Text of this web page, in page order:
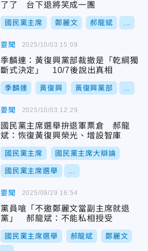
了了 台下退將笑成一團
國民黨主席 鄭麗文 郝龍斌
要聞
季麟連：黃復興黨部裁撤是「乾綱獨
斷式決定」 10/7後說出真相
季麟連 黃復興 黃復興黨部
2025/10/03 15:09
要聞
國民黨主席選舉拚退軍票倉 郝龍
斌：恢復黃復興榮光、增設智庫
國民黨主席 國民黨主席大辯論
國民黨主席選舉
2025/10/03 12:29
要聞
黨員嗆「不邀鄭麗文當副主席就退
黨」 郝龍斌：不能私相授受
國民黨主席選舉 郝龍斌 鄭麗文
2025/09/29 16:54